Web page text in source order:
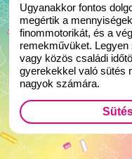
Ugyanakkor fontos
megértik a
finommotorikát, és a
remekművüket.
vagy közös családi
gyerekekkel való sütés
nagyok számára.